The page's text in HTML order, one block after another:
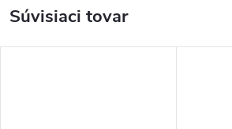
Súvisiaci tovar